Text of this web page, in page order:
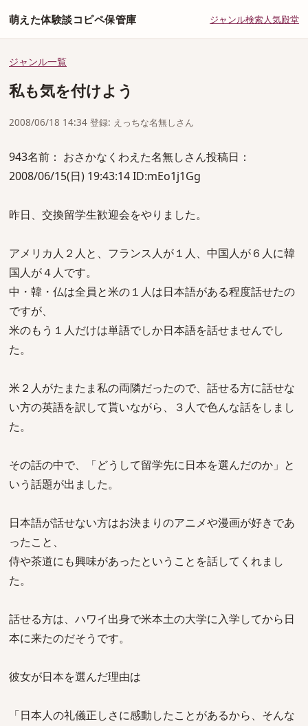
萌えた体験談コピペ保管庫 ジャンル検索人気殿堂
ジャンル一覧
私も気を付けよう
2008/06/18 14:34 登録: えっちな名無しさん
943名前： おさかなくわえた名無しさん投稿日：
2008/06/15(日) 19:43:14 ID:mEo1j1Gg
昨日、交換留学生歓迎会をやりました。
アメリカ人２人と、フランス人が１人、中国人が６人に韓
国人が４人です。
中・韓・仏は全員と米の１人は日本語がある程度話せたの
ですが、
米のもう１人だけは単語でしか日本語を話せませんでし
た。
米２人がたまたま私の両隣だったので、話せる方に話せな
い方の英語を訳して貰いながら、３人で色んな話をしまし
た。
その話の中で、「どうして留学先に日本を選んだのか」と
いう話題が出ました。
日本語が話せない方はお決まりのアニメや漫画が好きであ
ったこと、
侍や茶道にも興味があったということを話してくれまし
た。
話せる方は、ハワイ出身で米本土の大学に入学してから日
本に来たのだそうです。
彼女が日本を選んだ理由は
「日本人の礼儀正しさに感動したことがあるから、そんな